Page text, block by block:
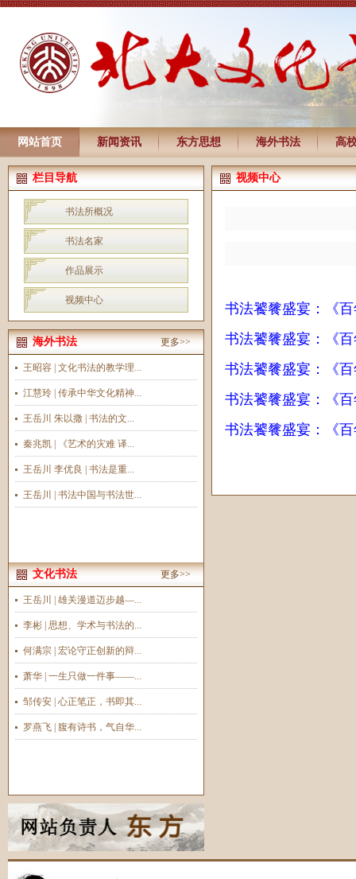
网站首页 新闻资讯 东方思想 海外书法 高
栏目导航
书法所概况
书法名家
作品展示
视频中心
海外书法 更多>>
王昭容 | 文化书法的教学理...
江慧玲 | 传承中华文化精神...
王岳川 朱以撒 | 书法的文...
秦兆凯 | 《艺术的灾难 译...
王岳川 李优良 | 书法是重...
王岳川 | 书法中国与书法世...
文化书法 更多>>
王岳川 | 雄关漫道迈步越—...
李彬 | 思想、学术与书法的...
何满宗 | 宏论守正创新的辩...
萧华 | 一生只做一件事——...
邹传安 | 心正笔正，书即其...
罗燕飞 | 腹有诗书，气自华...
视频中心
书法饕餮盛宴：《
书法饕餮盛宴：《
书法饕餮盛宴：《
书法饕餮盛宴：《
书法饕餮盛宴：《